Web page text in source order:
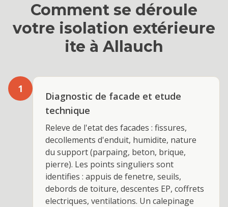
Comment se déroule
votre isolation extérieure
ite à Allauch
1
Diagnostic de facade et etude
technique
Releve de l'etat des facades : fissures,
decollements d'enduit, humidite, nature
du support (parpaing, beton, brique,
pierre). Les points singuliers sont
identifies : appuis de fenetre, seuils,
debords de toiture, descentes EP, coffrets
electriques, ventilations. Un calepinage